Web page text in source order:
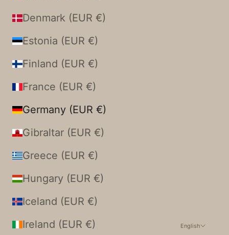
Denmark (EUR €)
Estonia (EUR €)
Finland (EUR €)
France (EUR €)
Germany (EUR €)
Gibraltar (EUR €)
Greece (EUR €)
Hungary (EUR €)
Iceland (EUR €)
Ireland (EUR €)
English